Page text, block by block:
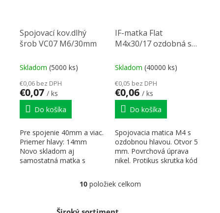
Spojovací kov.dlhý
šrob VC07 M6/30mm
Skladom (5000 ks)
€0,06 bez DPH
€0,07 / ks
Do košíka
Pre spojenie 40mm a viac.
Priemer hlavy: 14mm
Novo skladom aj
samostatná matka s
IF-matka Flat
M4x30/17 ozdobná s
Skladom (40000 ks)
€0,05 bez DPH
€0,06 / ks
Do košíka
Spojovacia matica M4 s
ozdobnou hlavou. Otvor 5
mm. Povrchová úprava
nikel. Protikus skrutka kód
Ovládacie prvky výpisu
10položiek celkom